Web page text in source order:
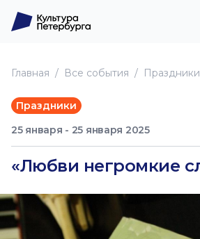
Главная Все события Праздники
Праздники
25 января - 25 января 2025
«Любви негромкие